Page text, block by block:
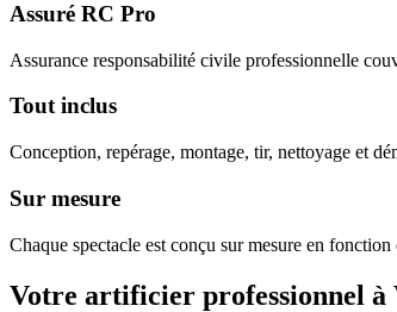
Assuré RC Pro
Assurance responsabilité civile professionnelle
Tout inclus
Conception, repérage, montage, tir, nettoyage et
Sur mesure
Chaque spectacle est conçu sur mesure en
Votre artificier professionnel à